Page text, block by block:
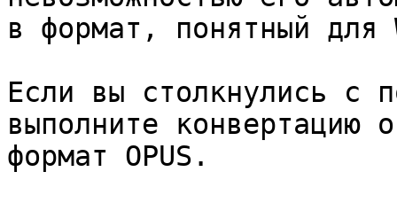
в формат, понятный для
Если вы столкнулись с
выполните конвертацию
формат OPUS.